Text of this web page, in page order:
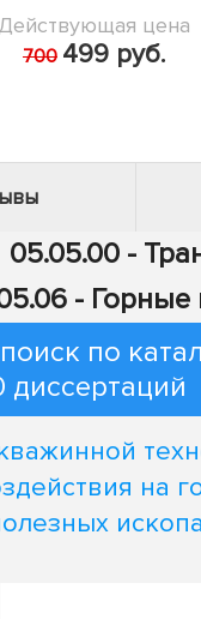
цена
700 499 руб.
05.05.00 -
-
по
на